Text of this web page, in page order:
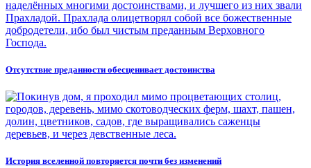
Отсутствие преданности обесценивает достоинства
История вселенной повторяется почти без изменений